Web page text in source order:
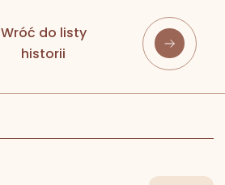
Wróć do listy
historii